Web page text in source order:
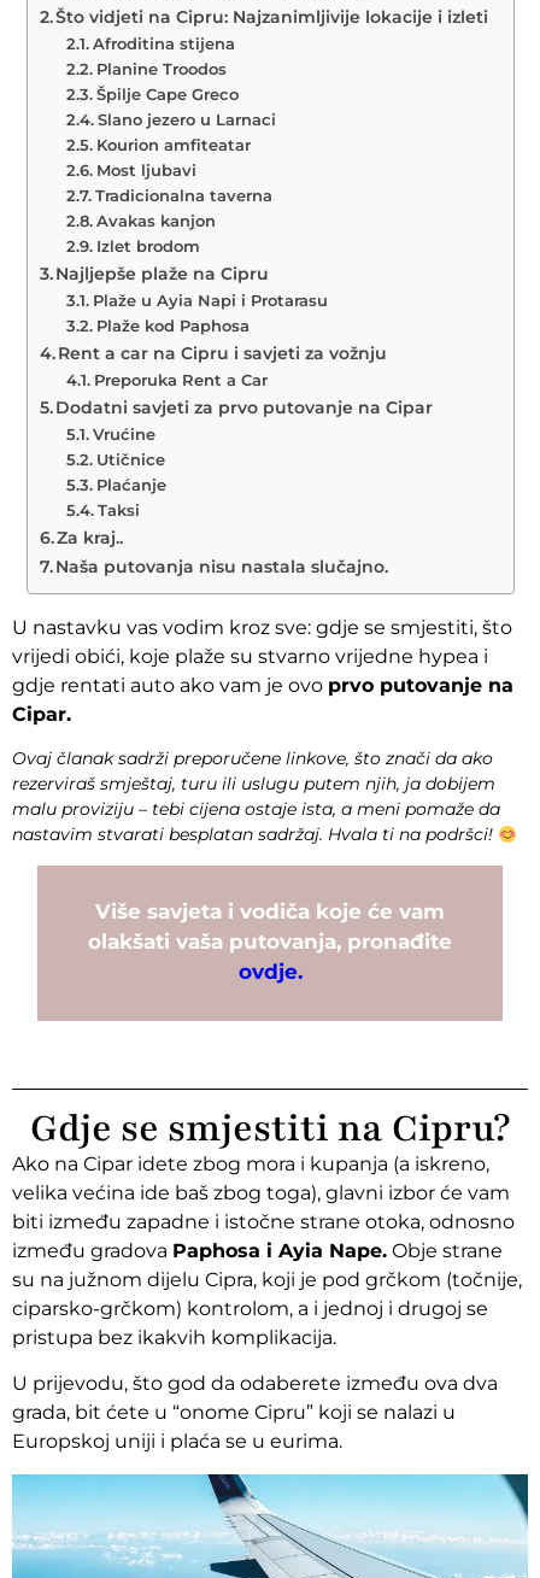
Što vidjeti na Cipru: Najzanimljivije lokacije i izleti
Afroditina stijena
Planine Troodos
Špilje Cape Greco
Slano jezero u Larnaci
Kourion amfiteatar
Most ljubavi
Tradicionalna taverna
Avakas kanjon
Izlet brodom
Najljepše plaže na Cipru
Plaže u Ayia Napi i Protarasu
Plaže kod Paphosa
Rent a car na Cipru i savjeti za vožnju
Preporuka Rent a Car
Dodatni savjeti za prvo putovanje na Cipar
Vrućine
Utičnice
Plaćanje
Taksi
Za kraj..
Naša putovanja nisu nastala slučajno.
U nastavku vas vodim kroz sve: gdje se smjestiti, što
vrijedi obići, koje plaže su stvarno vrijedne hypea i
gdje rentati auto ako vam je ovo prvo putovanje na
Cipar.
Ovaj članak sadrži preporučene linkove, što znači da ako
rezerviraš smještaj, turu ili uslugu putem njih, ja dobijem
malu proviziju – tebi cijena ostaje ista, a meni pomaže da
nastavim stvarati besplatan sadržaj. Hvala ti na podršci!
Više savjeta i vodiča koje će vam
olakšati vaša putovanja, pronađite
ovdje.
Gdje se smjestiti na Cipru?
Ako na Cipar idete zbog mora i kupanja (a iskreno,
velika većina ide baš zbog toga), glavni izbor će vam
biti između zapadne i istočne strane otoka, odnosno
između gradova Paphosa i Ayia Nape. Obje strane
su na južnom dijelu Cipra, koji je pod grčkom (točnije,
ciparsko-grčkom) kontrolom, a i jednoj i drugoj se
pristupa bez ikakvih komplikacija.
U prijevodu, što god da odaberete između ova dva
grada, bit ćete u “onome Cipru” koji se nalazi u
Europskoj uniji i plaća se u eurima.